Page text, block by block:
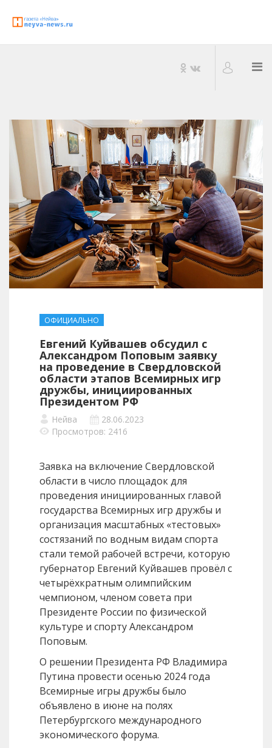
ОФИЦИАЛЬНО
Евгений Куйвашев обсудил с
Александром Поповым заявку
на проведение в Свердловской
области этапов Всемирных игр
дружбы, инициированных
Президентом РФ
Нейва
28.06.2023
Просмотров: 2416
Заявка на включение Свердловской
области в число площадок для
проведения инициированных главой
государства Всемирных игр дружбы и
организация масштабных «тестовых»
состязаний по водным видам спорта
стали темой рабочей встречи, которую
губернатор Евгений Куйвашев провёл с
четырёхкратным олимпийским
чемпионом, членом совета при
Президенте России по физической
культуре и спорту Александром
Поповым.
О решении Президента РФ Владимира
Путина провести осенью 2024 года
Всемирные игры дружбы было
объявлено в июне на полях
Петербургского международного
экономического форума.